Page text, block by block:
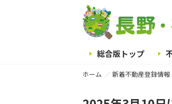
総合版トップ
ホーム 新着不動産登録情報